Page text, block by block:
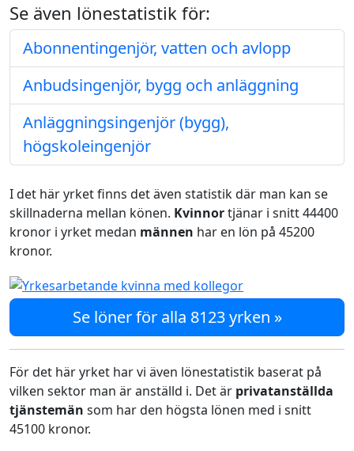
Se även lönestatistik för:
Abonnentingenjör, vatten och avlopp
Anbudsingenjör, bygg och anläggning
Anläggningsingenjör (bygg),
högskoleingenjör
I det här yrket finns det även statistik där man kan se
skillnaderna mellan könen. Kvinnortjänar i snitt 44400
kronor i yrket medan männen har en lön på 45200
kronor.
Se löner för alla 8123 yrken »
För det här yrket har vi även lönestatistik baserat på
vilken sektor man är anställd i. Det är privatanställda
tjänstemän som har den högsta lönen med i snitt
45100 kronor.